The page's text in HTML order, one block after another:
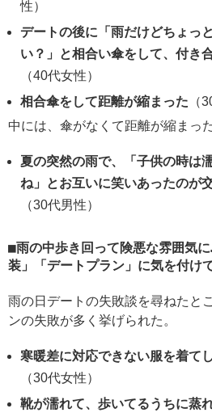
性）
デートの後に「雨だけどちょっ
い？」と相合い傘をして、付き
（40代女性）
相合傘をして距離が縮まった （
中には、傘がなくて距離が縮まっ
夏の突然の雨で、「子供の時は
ね」とお互いに笑いあったのが
（30代男性）
雨の中歩き回って険悪な雰囲気
装」「デートプラン」に気を付け
雨の日デートの失敗談を尋ねたと
ンの失敗が多く挙げられた。
寒暖差に対応できない服を着て
（30代女性）
靴が濡れて、歩いてるうちに蒸